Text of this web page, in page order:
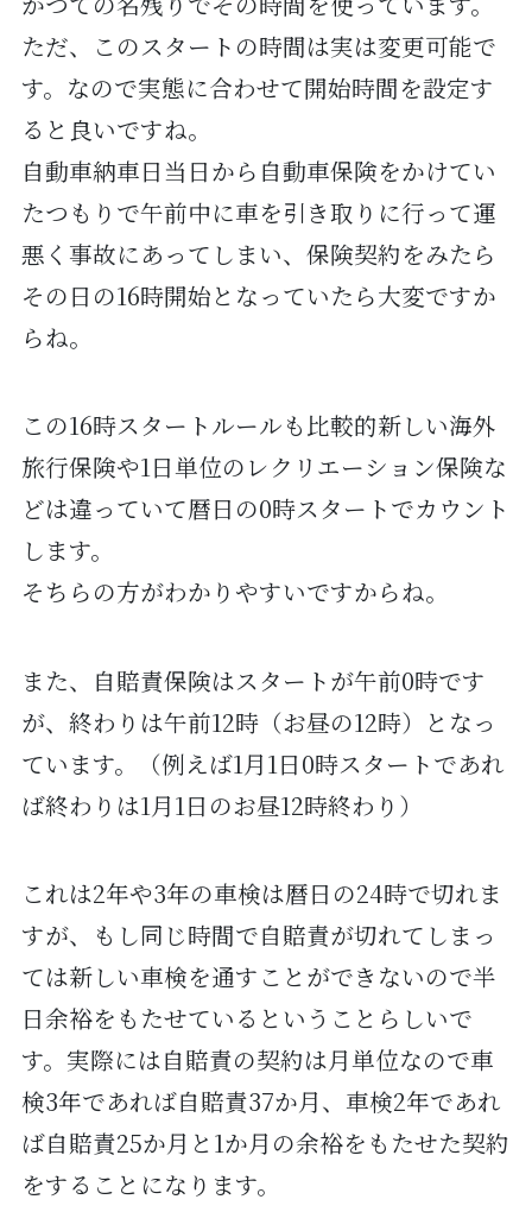
ただ、このスタートの時間は実は変更可能で
す。なので実態に合わせて開始時間を設定す
ると良いですね。
自動車納車日当日から自動車保険をかけてい
たつもりで午前中に車を引き取りに行って運
悪く事故にあってしまい、保険契約をみたら
その日の16時開始となっていたら大変ですか
らね。
この16時スタートルールも比較的新しい海外
旅行保険や1日単位のレクリエーション保険な
どは違っていて暦日の0時スタートでカウント
します。
そちらの方がわかりやすいですからね。
また、自賠責保険はスタートが午前0時です
が、終わりは午前12時（お昼の12時）となっ
ています。（例えば1月1日0時スタートであれ
ば終わりは1月1日のお昼12時終わり）
これは2年や3年の車検は暦日の24時で切れま
すが、もし同じ時間で自賠責が切れてしまっ
ては新しい車検を通すことができないので半
日余裕をもたせているということらしいで
す。実際には自賠責の契約は月単位なので車
検3年であれば自賠責37か月、車検2年であれ
ば自賠責25か月と1か月の余裕をもたせた契約
をすることになります。